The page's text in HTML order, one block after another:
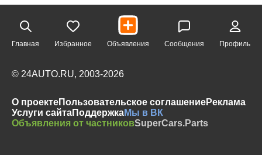
Главная Избранное Объявления Сообщения Профиль
© 24AUTO.RU, 2003-2026
О проектеПользовательское соглашениеРеклама
Услуги сайтаПоддержкаМы в ВК
Объявления от частниковSuperCars.Parts